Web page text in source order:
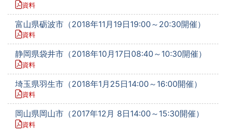
資料
富山県砺波市（2018年11月19日19:00～20:30開催）
資料
静岡県袋井市（2018年10月17日08:40～10:30開催）
資料
埼玉県羽生市（2018年1月25日14:00～16:00開催）
資料
岡山県岡山市（2017年12月 8日14:00～15:30開催）
資料